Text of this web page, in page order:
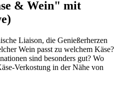
& Wein" mit
Liaison, die Genießerherzen
Wein passt zu welchem Käse?
sind besonders gut? Wo
Verkostung in der Nähe von